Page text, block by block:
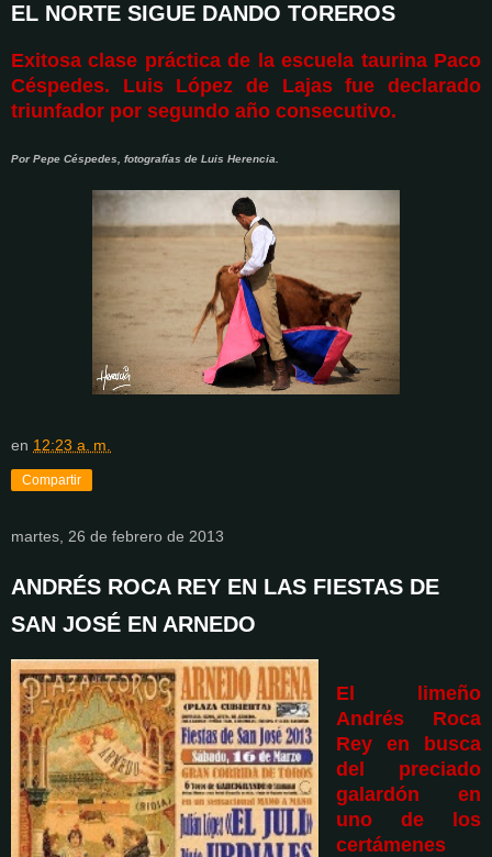
EL NORTE SIGUE DANDO TOREROS
Exitosa clase práctica de la escuela taurina Paco
Céspedes. Luis López de Lajas fue declarado
triunfador por segundo año consecutivo.
Por Pepe Céspedes, fotografías de Luis Herencia.
en 12:23 a. m.
Compartir
martes, 26 de febrero de 2013
ANDRÉS ROCA REY EN LAS FIESTAS DE
SAN JOSÉ EN ARNEDO
El limeño
Andrés Roca
Rey en busca
del preciado
galardón en
uno de los
certámenes